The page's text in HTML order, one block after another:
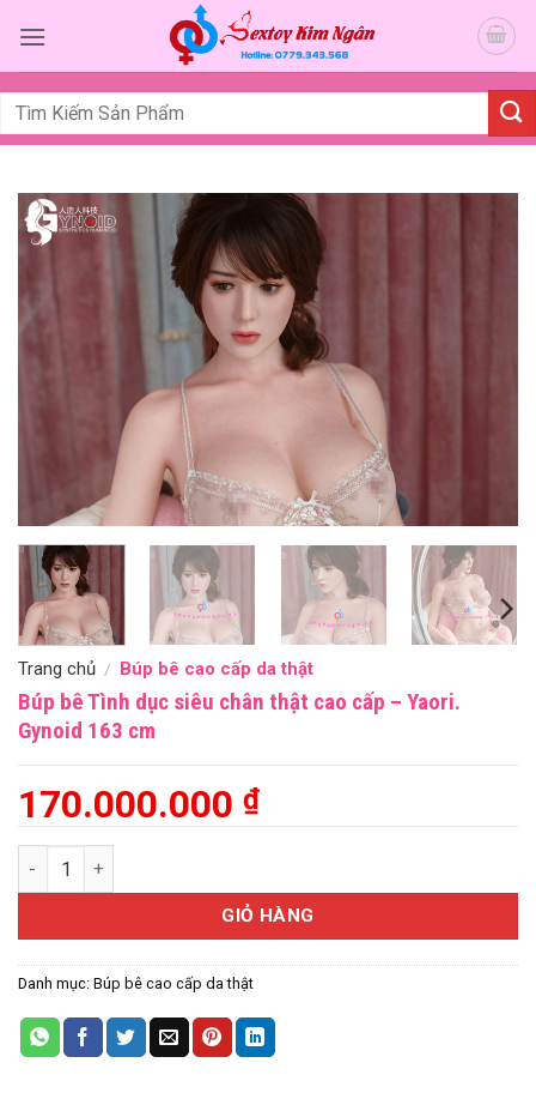
qua
nội
dung
Tìm
kiếm:
Trang chủ / Búp bê cao cấp da thật
Búp bê Tình dục siêu chân thật cao cấp – Yaori.
Gynoid 163 cm
170.000.000 ₫
Búp bê Tình dục siêu chân thật cao cấp - Yaori. Gynoid 163
GIỎ HÀNG
Danh mục: Búp bê cao cấp da thật